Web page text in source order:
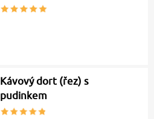
Kávový dort (řez) s
pudinkem